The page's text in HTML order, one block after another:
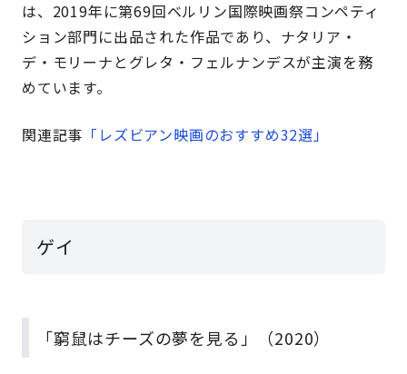
は、2019年に第69回ベルリン国際映画祭コンペティ
ション部門に出品された作品であり、ナタリア・
デ・モリーナとグレタ・フェルナンデスが主演を務
めています。
関連記事 「レズビアン映画のおすすめ32選」
ゲイ
「窮鼠はチーズの夢を見る」（2020）